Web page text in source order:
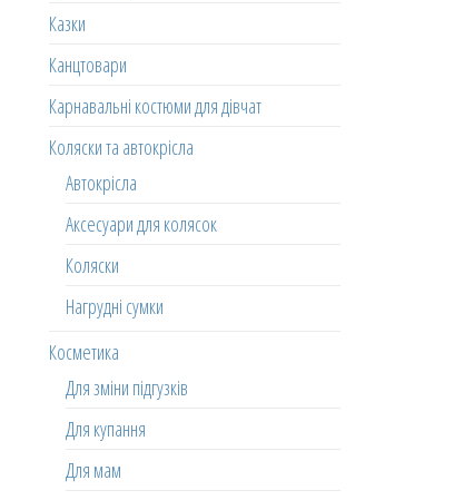
Казки
Канцтовари
Карнавальні костюми для дівчат
Коляски та автокрісла
Автокрісла
Аксесуари для колясок
Коляски
Нагрудні сумки
Косметика
Для зміни підгузків
Для купання
Для мам